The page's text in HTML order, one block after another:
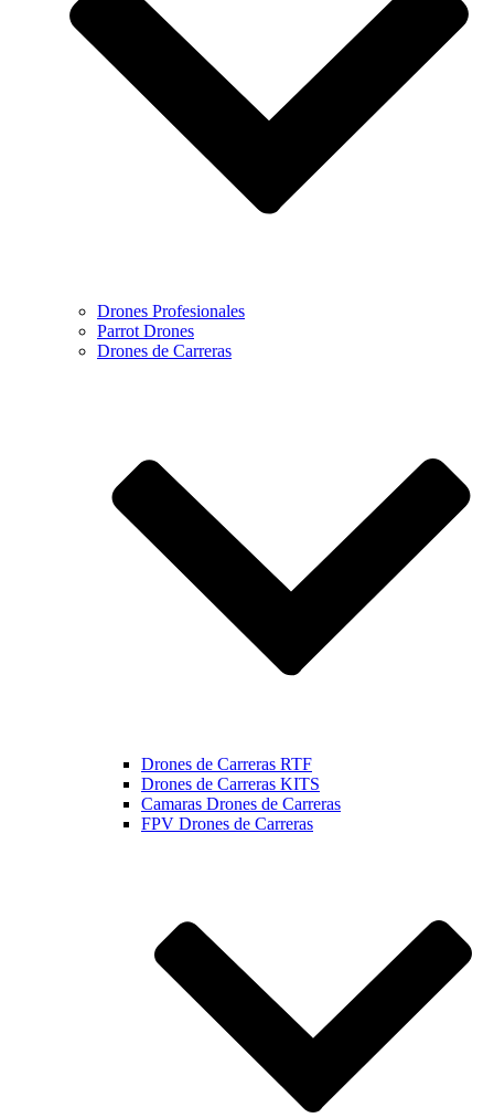
Drones Profesionales
Parrot Drones
Drones de Carreras
Drones de Carreras RTF
Drones de Carreras KITS
Camaras Drones de Carreras
FPV Drones de Carreras